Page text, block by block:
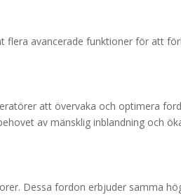
flera avancerade funktioner för att
att övervaka och optimera
av mänsklig inblandning och
Dessa fordon erbjuder samma